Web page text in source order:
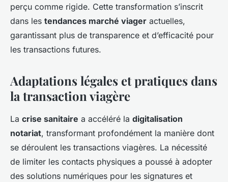
perçu comme rigide. Cette transformation s’inscrit
dans les tendances marché viager actuelles,
garantissant plus de transparence et d’efficacité pour
les transactions futures.
Adaptations légales et pratiques dans
la transaction viagère
La crise sanitaire a accéléré la digitalisation
notariat, transformant profondément la manière dont
se déroulent les transactions viagères. La nécessité
de limiter les contacts physiques a poussé à adopter
des solutions numériques pour les signatures et